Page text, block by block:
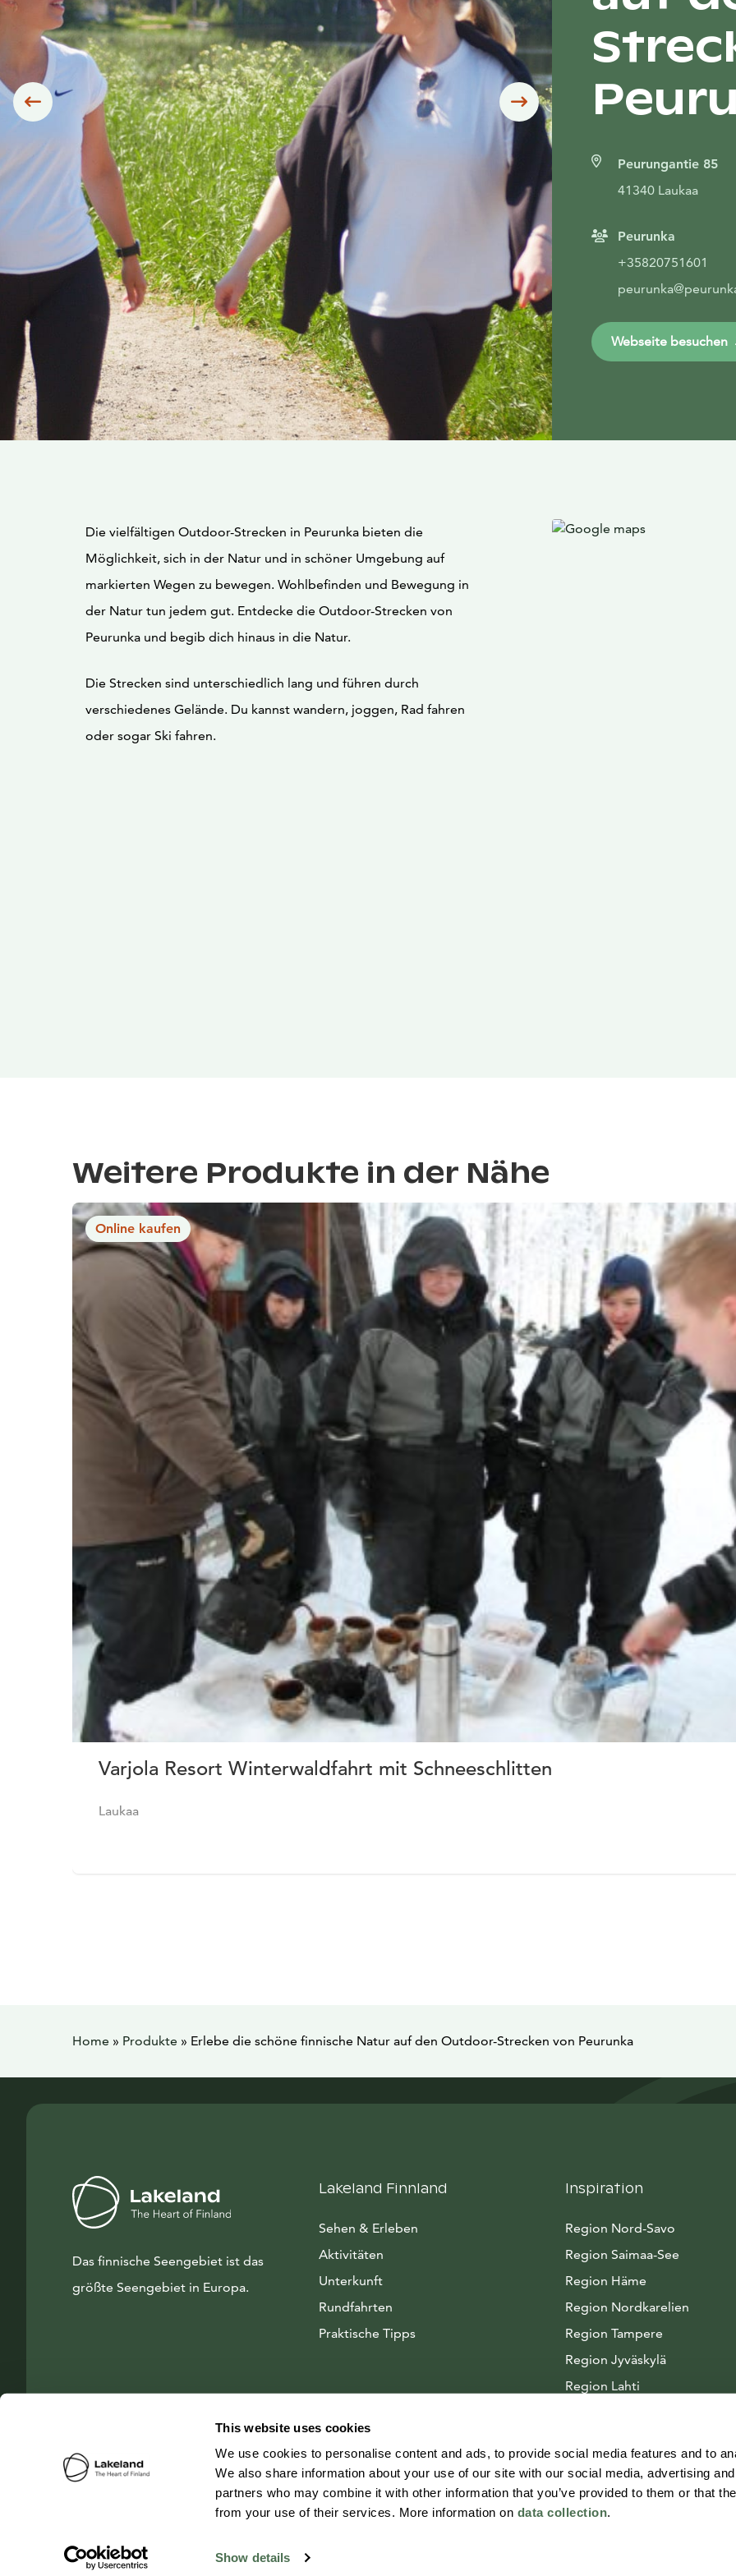
This website uses cookies
We use cookies to personalise content and ads, to provide social media features and to
We also share information about your use of our site with our social media, advertising
partners who may combine it with other information that you’ve provided to them or that
from your use of their services. More information on data collection.
Show details
Siirry edelliseen Siirry seuraavaan
Peurungantie 85
41340 Laukaa
Peurunka
+35820751601
Webseite besuchen
Die vielfältigen Outdoor-Strecken in Peurunka bieten die
Möglichkeit, sich in der Natur und in schöner Umgebung auf
markierten Wegen zu bewegen. Wohlbefinden und Bewegung in
der Natur tun jedem gut. Entdecke die Outdoor-Strecken von
Peurunka und begib dich hinaus in die Natur.
Die Strecken sind unterschiedlich lang und führen durch
verschiedenes Gelände. Du kannst wandern, joggen, Rad fahren
oder sogar Ski fahren.
Weitere Produkte in der Nähe
Online kaufen
Varjola Resort Winterwaldfahrt mit Schneeschlitten
Laukaa
Home » Produkte » Erlebe die schöne finnische Natur auf den Outdoor-Strecken von Peurunka
Das finnische Seengebiet ist das
größte Seengebiet in Europa.
Lakeland Finnland
Sehen & Erleben
Aktivitäten
Unterkunft
Rundfahrten
Praktische Tipps
Inspiration
Region Nord-Savo
Region Saimaa-See
Region Häme
Region Nordkarelien
Region Tampere
Region Jyväskylä
Region Lahti
© 2026 Visit Lakeland Finland